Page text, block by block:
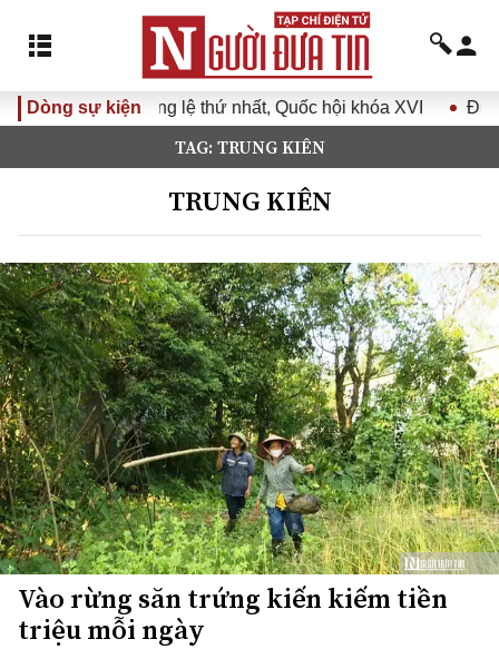
Dòng sự kiện
lệ thứ nhất, Quốc hội khóa XVI Đưa Nghị quyết Đại
TAG: TRUNG KIÊN
TRUNG KIÊN
Vào rừng săn trứng kiến kiếm tiền
triệu mỗi ngày